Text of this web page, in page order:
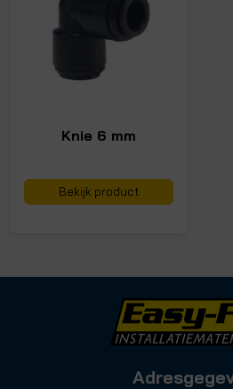
Knie 6 mm
Bekijk product